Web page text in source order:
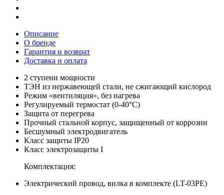
Описание
О бренде
Гарантия и возврат
Доставка и оплата
2 ступени мощности
ТЭН из нержавеющей стали, не сжигающий кислород
Режим «вентиляция», без нагрева
Регулируемый термостат (0-40°C)
Защита от перегрева
Прочный стальной корпус, защищенный от коррозии
Бесшумный электродвигатель
Класс защиты IP20
Класс электрозащиты I
Комплектация:
Электрический провод, вилка в комплекте (LT-03PE)